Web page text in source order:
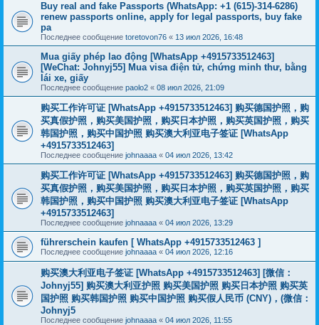
Buy real and fake Passports (WhatsApp: +1 (615)-314-6286)
renew passports online, apply for legal passports, buy fake
pa
Последнее сообщение toretovon76 « 13 июл 2026, 16:48
Mua giấy phép lao động [WhatsApp +4915733512463]
[WeChat: Johnyj55] Mua visa điện tử, chứng minh thư, bằng
lái xe, giấy
Последнее сообщение paolo2 « 08 июл 2026, 21:09
购买工作许可证 [WhatsApp +4915733512463] 购买德国护照，购
买真假护照，购买美国护照，购买日本护照，购买英国护照，购买
韩国护照，购买中国护照 购买澳大利亚电子签证 [WhatsApp
+4915733512463]
Последнее сообщение johnaaaa « 04 июл 2026, 13:42
购买工作许可证 [WhatsApp +4915733512463] 购买德国护照，购
买真假护照，购买美国护照，购买日本护照，购买英国护照，购买
韩国护照，购买中国护照 购买澳大利亚电子签证 [WhatsApp
+4915733512463]
Последнее сообщение johnaaaa « 04 июл 2026, 13:29
führerschein kaufen [ WhatsApp +4915733512463 ]
Последнее сообщение johnaaaa « 04 июл 2026, 12:16
购买澳大利亚电子签证 [WhatsApp +4915733512463] [微信：
Johnyj55] 购买澳大利亚护照 购买美国护照 购买日本护照 购买英
国护照 购买韩国护照 购买中国护照 购买假人民币 (CNY)，(微信：
Johnyj5
Последнее сообщение johnaaaa « 04 июл 2026, 11:55